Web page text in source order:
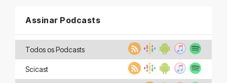
Assinar Podcasts
Todos os Podcasts
Scicast